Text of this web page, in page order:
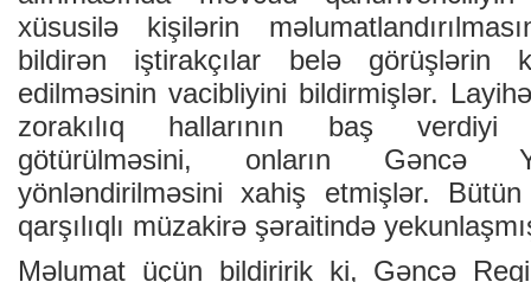
xüsusilə kişilərin
bildirən iştirakçılar belə görüşlərin
edilməsinin vacibliyini bildirmişlər.
zorakılıq hallarının baş verdiyi
götürülməsini, onların Gəncə
yönləndirilməsini xahiş etmişlər.
qarşılıqlı müzakirə şəraitində
Məlumat üçün bildiririk ki, Gəncə